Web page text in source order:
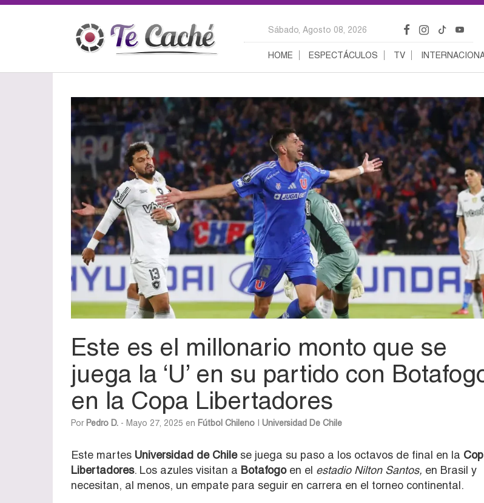
Sábado, Agosto 08, 2026
HOME ESPECTÁCULOS TV
Este es el millonario monto que se
juega la ‘U’ en su partido con
en la Copa Libertadores
Por Pedro D. - Mayo 27, 2025 en Fútbol Chileno Universidad De Chile
Este martes Universidad de Chilese juega su paso a los octavos de final en la
Libertadores. Los azules visitan a Botafogoen el estadio Nilton Santos, en Brasil y
necesitan, al menos, un empate para seguir en carrera en el torneo continental.